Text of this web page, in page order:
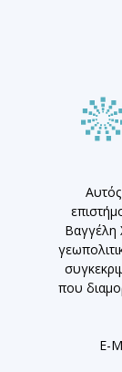
Βαγγέλη
που
E-